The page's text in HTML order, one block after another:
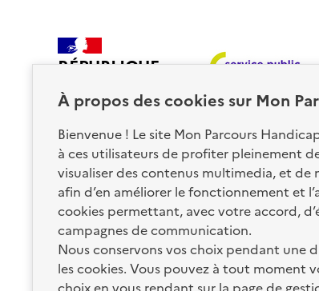
À propos des cookies sur Mon
Bienvenue ! Le site Mon Parcours
à ces utilisateurs de profiter pleinement
visualiser des contenus multimedia, et
afin d’en améliorer le fonctionnement et
cookies permettant, avec votre accord,
campagnes de communication.
Nous conservons vos choix pendant une
les cookies. Vous pouvez à tout moment
RÉPUBLIQUE
Nos partenaires
La Caisse des Dépôts
accompagne les parcours